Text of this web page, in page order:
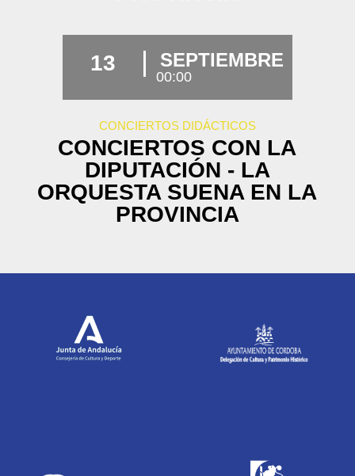
13 SEPTIEMBRE
00:00
CONCIERTOS DIDÁCTICOS
CONCIERTOS CON LA
DIPUTACIÓN - LA
ORQUESTA SUENA EN LA
PROVINCIA